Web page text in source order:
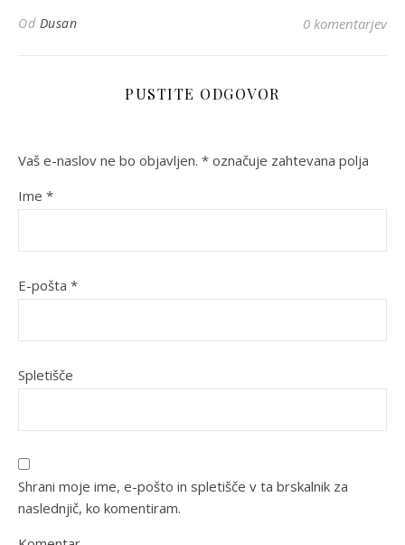
Od Dusan 0 komentarjev
PUSTITE ODGOVOR
Vaš e-naslov ne bo objavljen. * označuje zahtevana polja
Ime *
E-pošta *
Spletišče
Shrani moje ime, e-pošto in spletišče v ta brskalnik za
naslednjič, ko komentiram.